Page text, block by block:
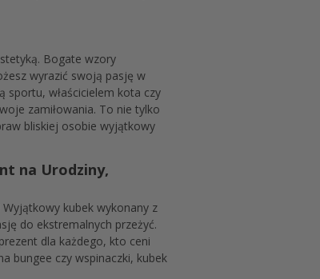
Bogate wzory
wyrazić swoją pasję w
sportu, właścicielem kota czy
zamiłowania. To nie tylko
bliskiej osobie wyjątkowy
na Urodziny,
kubek wykonany z
do ekstremalnych przeżyć.
dla każdego, kto ceni
bungee czy wspinaczki, kubek